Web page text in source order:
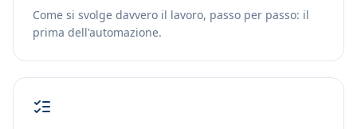
Come si svolge davvero il lavoro, passo per passo: il
prima dell'automazione.